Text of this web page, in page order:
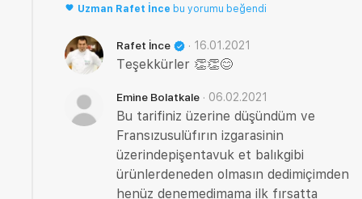
Uzman Rafet İnce bu yorumu beğendi
Rafet İnce · 16.01.2021
Teşekkürler 👏👏😊
Emine Bolatkale · 06.02.2021
Bu tarifiniz üzerine düşündüm ve
Fransızusulüfırın izgarasinin
üzerindepişentavuk et balıkgibi
ürünlerdeneden olmasın dedimiçimden
henüz denemedimama ilk fırsatta